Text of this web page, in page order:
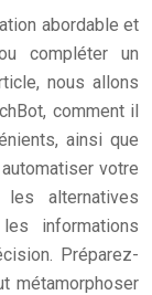
abordable et
compléter un
nous allons
comment il
ainsi que
votre
les alternatives
informations
Préparez-
métamorphoser